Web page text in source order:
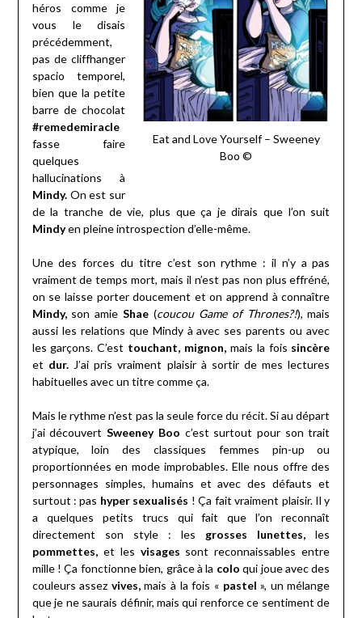
Eat and Love Yourself – Sweeney
Boo ©
héros comme je
vous le disais
précédemment,
pas de cliffhanger
spacio temporel,
bien que la petite
barre de chocolat
#remedemiracle
fasse faire
quelques
hallucinations à
Mindy.On est sur
de la tranche de vie, plus que ça je dirais que l’on suit
Mindyen pleine introspection d’elle-même.
Une des forces du titre c’est son rythme : il n’y a pas
vraiment de temps mort, mais il n’est pas non plus effréné,
on se laisse porter doucement et on apprend à connaître
Mindy,son amieShae (coucou Game of Thrones?!), mais
aussi les relations que Mindy à avec ses parents ou avec
les garçons. C’est touchant, mignon, mais la fois sincère
et dur.J’ai pris vraiment plaisir à sortir de mes lectures
habituelles avec un titre comme ça.
Mais le rythme n’est pas la seule force du récit. Si au départ
j’ai découvertSweeney Boo c’est surtout pour son trait
atypique, loin des classiques femmes pin-up ou
proportionnées en mode improbables. Elle nous offre des
personnages simples, humains et avec des défauts et
surtout : pas hyper sexualisés ! Ça fait vraiment plaisir. Il y
a quelques petits trucs qui fait que l’on reconnaît
directement son style : les grosses lunettes, les
pommettes,et les visages sont reconnaissables entre
mille ! Ça fonctionne bien, grâce à la colo qui joue avec des
couleurs assez vives,mais à la fois « pastel », un mélange
que je ne saurais définir, mais qui renforce ce sentiment de